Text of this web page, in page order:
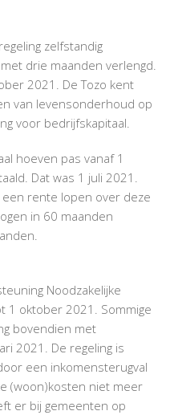
zelfstandig
drie maanden verlengd.
2021. De Tozo kent
van levensonderhoud op
voor bedrijfskapitaal.
hoeven pas vanaf 1
Dat was 1 juli 2021.
een rente lopen over deze
in 60 maanden
Noodzakelijke
1 oktober 2021. Sommige
bovendien met
2021. De regeling is
een inkomensterugval
(woon)kosten niet meer
er bij gemeenten op